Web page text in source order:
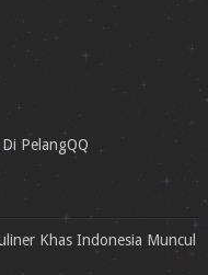
PelangQQ
Khas Indonesia Muncul